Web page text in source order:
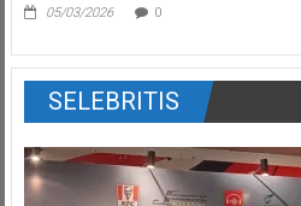
05/03/2026 0
SELEBRITIS